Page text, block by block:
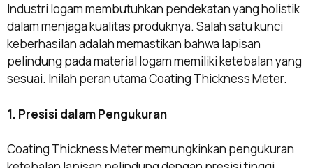
Industri logam membutuhkan pendekatan yang holistik
dalam menjaga kualitas produknya. Salah satu kunci
keberhasilan adalah memastikan bahwa lapisan
pelindung pada material logam memiliki ketebalan yang
sesuai. Inilah peran utama Coating Thickness Meter.
1. Presisi dalam Pengukuran
Coating Thickness Meter memungkinkan pengukuran